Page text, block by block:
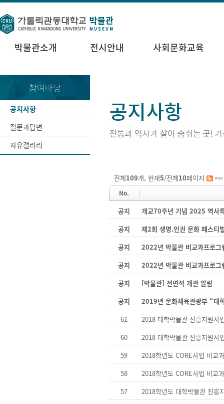
박물관소개 전시안내 사회문화교육
참여마당
공지사항
질문과답변
자유갤러리
전체109개, 현재5/전체10페이지
No.
공지
개교70주년 기념 2025 역사
공지
제2회 생명.인권 문화 페스티
공지
2022년 박물관 비교과프로
공지
2022년 박물관 비교과프로
공지
[박물관] 전면적 개관 알림
공지
2019년 문화체육관광부 “대
61
2018 대학박물관 진흥지원
60
2018 대학박물관 진흥지원
59
2018학년도 CORE사업 비교
58
2018학년도 CORE사업 비교
57
2018학년도 대학박물관 진